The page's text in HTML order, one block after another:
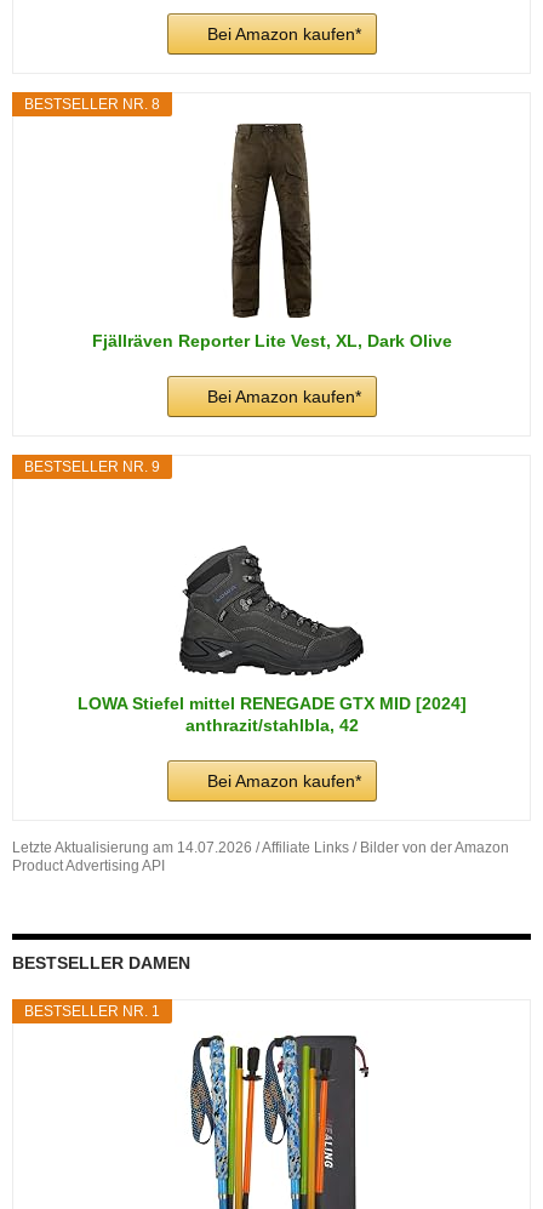
Bei Amazon kaufen*
BESTSELLER NR. 8
Fjällräven Reporter Lite Vest, XL, Dark Olive
Bei Amazon kaufen*
BESTSELLER NR. 9
LOWA Stiefel mittel RENEGADE GTX MID [2024]
anthrazit/stahlbla, 42
Bei Amazon kaufen*
Letzte Aktualisierung am 14.07.2026 / Affiliate Links / Bilder von der Amazon
Product Advertising API
BESTSELLER DAMEN
BESTSELLER NR. 1